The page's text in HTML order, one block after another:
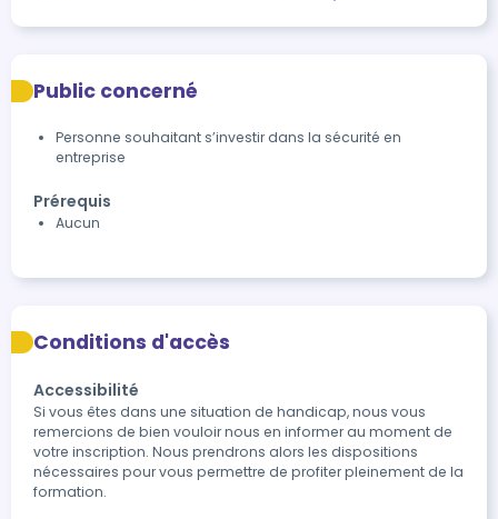
Public concerné
Personne souhaitant s’investir dans la sécurité en
entreprise
Prérequis
Aucun
Conditions d'accès
Accessibilité
Si vous êtes dans une situation de handicap, nous vous
remercions de bien vouloir nous en informer au moment de
votre inscription. Nous prendrons alors les dispositions
nécessaires pour vous permettre de profiter pleinement de la
formation.